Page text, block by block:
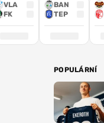
VLA
FK
BAN
TEP
POPULÁRNÍ